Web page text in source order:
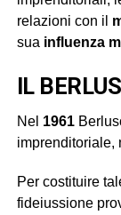
relazioni con il
sua influenza
IL
Nel 1961
imprenditoriale,
Per costituire
fideiussione